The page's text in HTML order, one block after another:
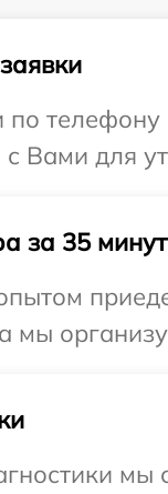
телефону
с Вами для
за 35 минут
мы
мы